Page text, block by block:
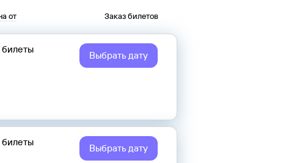
от Заказ билетов
Выбрать дату
Выбрать дату